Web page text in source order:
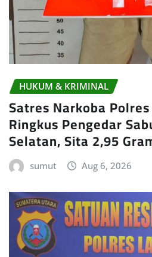
HUKUM & KRIMINAL
Satres Narkoba
Ringkus Pengedar
Selatan, Sita 2,95
sumut Aug 6, 2026